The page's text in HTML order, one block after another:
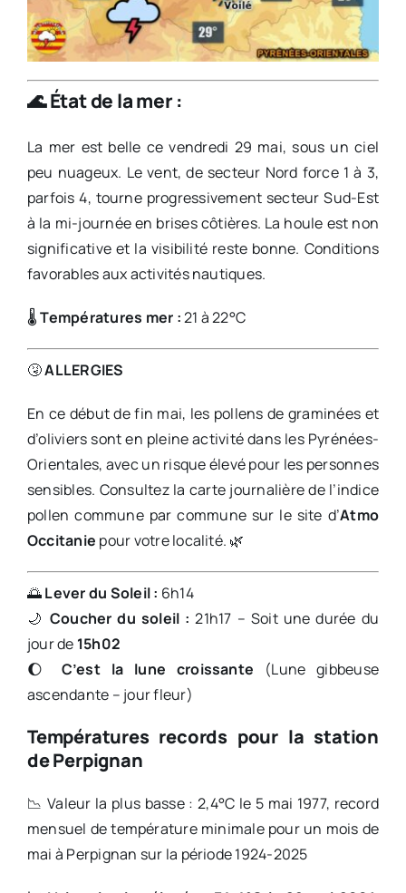
🌊État de la mer :
La mer est belle ce vendredi 29 mai, sous un ciel
peu nuageux. Le vent, de secteur Nord force 1 à 3,
parfois 4, tourne progressivement secteur Sud-Est
à la mi-journée en brises côtières. La houle est non
significative et la visibilité reste bonne. Conditions
favorables aux activités nautiques.
🌡️Températures mer :21 à 22°C
🤧ALLERGIES
En ce début de fin mai, les pollens de graminées et
d’oliviers sont en pleine activité dans les Pyrénées-
Orientales, avec un risque élevé pour les personnes
sensibles. Consultez la carte journalière de l’indice
pollen commune par commune sur le site d’Atmo
Occitanie pour votre localité. 🌿
🌅Lever du Soleil : 6h14
🌙 Coucher du soleil : 21h17 – Soit une durée du
jour de 15h02
🌔 C’est la lune croissante (Lune gibbeuse
ascendante – jour fleur)
Températures records pour la station
de Perpignan
📉 Valeur la plus basse : 2,4°C le 5 mai 1977, record
mensuel de température minimale pour un mois de
mai à Perpignan sur la période 1924-2025